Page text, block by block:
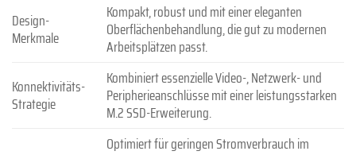
Design-
Merkmale
Kompakt, robust und mit einer eleganten
Oberflächenbehandlung, die gut zu modernen
Arbeitsplätzen passt.
Konnektivitäts-
Strategie
Kombiniert essenzielle Video-, Netzwerk- und
Peripherieanschlüsse mit einer leistungsstarken
M.2 SSD-Erweiterung.
Optimiert für geringen Stromverbrauch im